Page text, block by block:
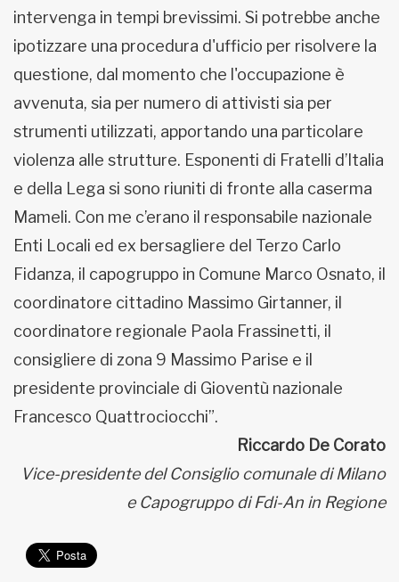
intervenga in tempi brevissimi. Si potrebbe anche
ipotizzare una procedura d'ufficio per risolvere la
questione, dal momento che l'occupazione è
avvenuta, sia per numero di attivisti sia per
strumenti utilizzati, apportando una particolare
violenza alle strutture. Esponenti di Fratelli d’Italia
e della Lega si sono riuniti di fronte alla caserma
Mameli. Con me c’erano il responsabile nazionale
Enti Locali ed ex bersagliere del Terzo Carlo
Fidanza, il capogruppo in Comune Marco Osnato, il
coordinatore cittadino Massimo Girtanner, il
coordinatore regionale Paola Frassinetti, il
consigliere di zona 9 Massimo Parise e il
presidente provinciale di Gioventù nazionale
Francesco Quattrociocchi”.
Riccardo De Corato
Vice-presidente del Consiglio comunale di Milano
e Capogruppo di Fdi-An in Regione